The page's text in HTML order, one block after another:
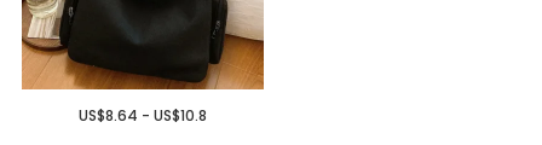
US$8.64 - US$10.8